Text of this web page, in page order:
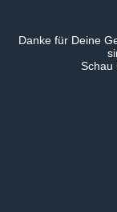
Danke für Deine
Schau